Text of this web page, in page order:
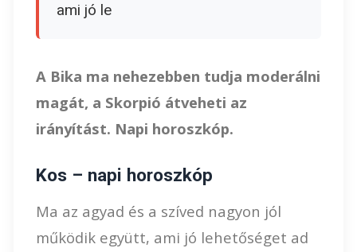
ami jó le
A Bika ma nehezebben tudja moderálni
magát, a Skorpió átveheti az
irányítást. Napi horoszkóp.
Kos – napi horoszkóp
Ma az agyad és a szíved nagyon jól
működik együtt, ami jó lehetőséget ad